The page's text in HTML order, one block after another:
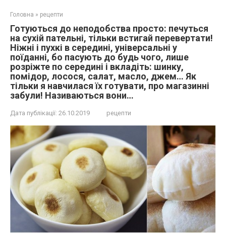
Головна » рецепти
Готуються до неподобства просто: печуться
на сухій пательні, тільки встигай перевертати!
Ніжні і пухкі в середині, універсальні у
поїданні, бо пасують до будь чого, лише
розріжте по середині і вкладіть: шинку,
помідор, лосося, салат, масло, джем… Як
тільки я навчилася їх готувати, про магазинні
забули! Називаються вони…
Дата публікації: 26.10.2019 рецепти